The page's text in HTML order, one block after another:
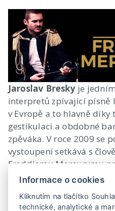
Jaroslav Bresky je
interpretů zpívající písně
v Evropě a to hlavně
gestikulaci a obdobné
zpěváka. V roce 2009 se
vystoupení setkává s
Freddiemu Mercurymu
dlouholetým osobním
způsobu vystupování
Informace o cookies
Kliknutím na tlačítko
technické, analytické a